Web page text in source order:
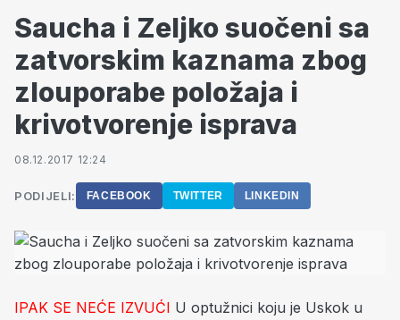
Saucha i Zeljko suočeni sa
zatvorskim kaznama zbog
zlouporabe položaja i
krivotvorenje isprava
08.12.2017 12:24
PODIJELI: FACEBOOK TWITTER LINKEDIN
IPAK SE NEĆE IZVUĆI U optužnici koju je Uskok u